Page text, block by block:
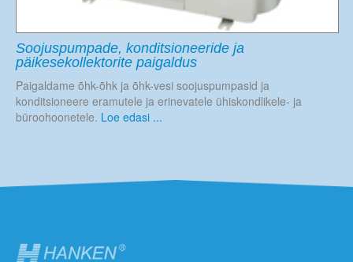
Soojuspumpade, konditsioneeride ja
päikesekollektorite paigaldus
Paigaldame õhk-õhk ja õhk-vesi soojuspumpasid ja
konditsioneere eramutele ja erinevatele ühiskondlikele- ja
büroohoonetele. Loe edasi ...